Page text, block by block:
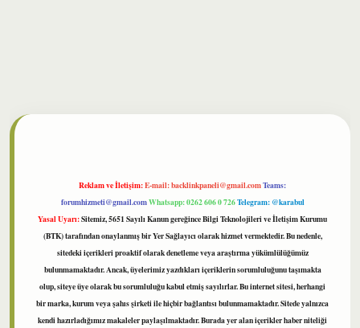
Reklam ve İletişim:E-mail:backlinkpaneli@gmail.comTeams:
forumhizmeti@gmail.comWhatsapp: 0262 606 0 726Telegram: @karabul
Yasal Uyarı:Sitemiz, 5651 Sayılı Kanun gereğince Bilgi Teknolojileri ve İletişim Kurumu
(BTK) tarafından onaylanmış bir Yer Sağlayıcı olarak hizmet vermektedir. Bu nedenle,
sitedeki içerikleri proaktif olarak denetleme veya araştırma yükümlülüğümüz
bulunmamaktadır. Ancak, üyelerimiz yazdıkları içeriklerin sorumluluğunu taşımakta
olup, siteye üye olarak bu sorumluluğu kabul etmiş sayılırlar. Bu internet sitesi, herhangi
bir marka, kurum veya şahıs şirketi ile hiçbir bağlantısı bulunmamaktadır. Sitede yalnızca
kendi hazırladığımız makaleler paylaşılmaktadır. Burada yer alan içerikler haber niteliği